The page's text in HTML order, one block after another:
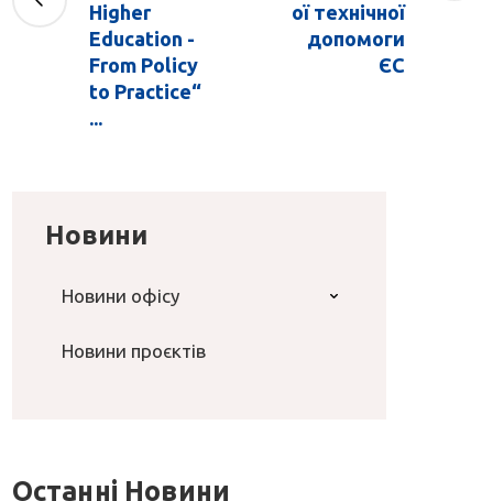
Higher
Education -
From Policy
to Practice“
...
ої технічної
допомоги
ЄС
Новини
Новини офісу
Новини проєктів
Останні Новини